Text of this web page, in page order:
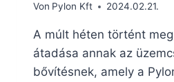
Von Pylon Kft 2024.02.21.
A múlt héten történt
átadása annak az
bővítésnek, amely a